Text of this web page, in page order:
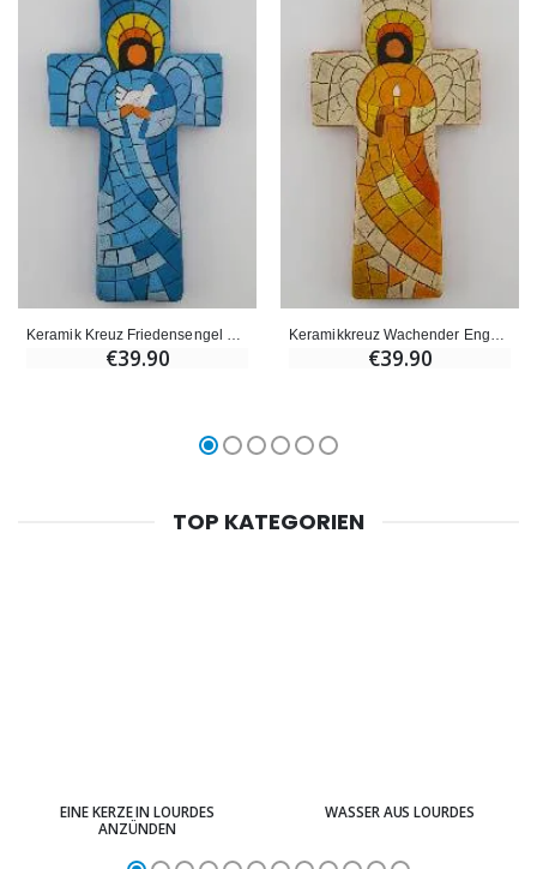
€39.90 €39.90
TOP KATEGORIEN
EINE KERZE IN LOURDES
ANZÜNDEN
WASSER AUS LOURDES